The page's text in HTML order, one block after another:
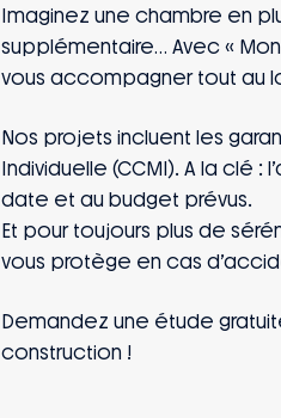
Imaginez une chambre en
supplémentaire… Avec «
vous accompagner tout au
Nos projets incluent les
Individuelle (CCMI). A la clé :
date et au budget prévus.
Et pour toujours plus de
vous protège en cas
Demandez une étude
construction !